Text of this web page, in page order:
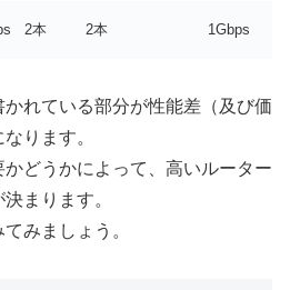
2本 2本 1Gbps
れている部分が性能差（及び価
ります。
どうかによって、高いルーター
まります。
みましょう。